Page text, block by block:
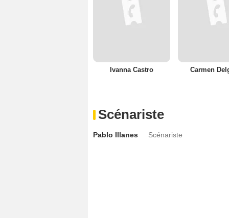
Ivanna Castro Carmen
Scénariste
Pablo Illanes Scénariste